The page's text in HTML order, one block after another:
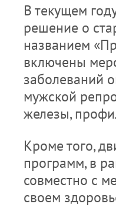
В текущем
решение о
названием
включены
заболеваний
мужской
железы,
Кроме того,
программ, в
совместно с
своем